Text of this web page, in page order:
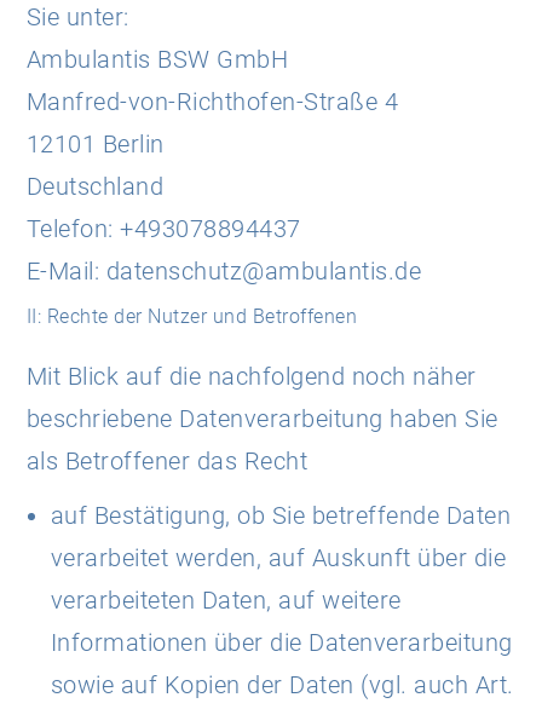
Sie unter:
Ambulantis BSW GmbH
Manfred-von-Richthofen-Straße 4
12101 Berlin
Deutschland
Telefon: +493078894437
E-Mail: datenschutz@ambulantis.de
II: Rechte der Nutzer und Betroffenen
Mit Blick auf die nachfolgend noch näher
beschriebene Datenverarbeitung haben Sie
als Betroffener das Recht
auf Bestätigung, ob Sie betreffende Daten
verarbeitet werden, auf Auskunft über die
verarbeiteten Daten, auf weitere
Informationen über die Datenverarbeitung
sowie auf Kopien der Daten (vgl. auch Art.